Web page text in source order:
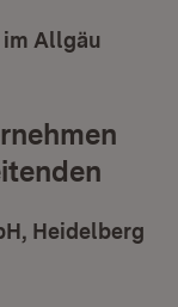
im Allgäu
Heidelberg